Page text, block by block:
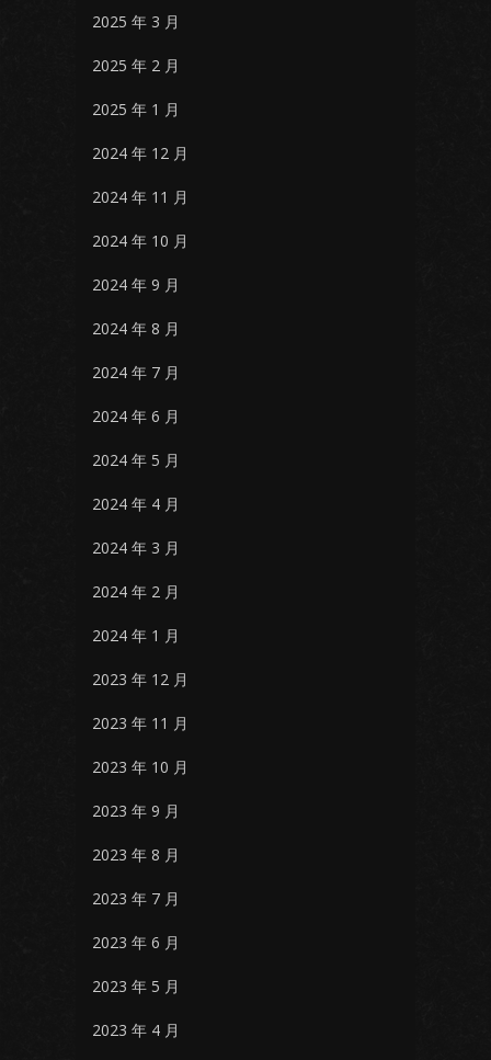
2025 年 3 月
2025 年 2 月
2025 年 1 月
2024 年 12 月
2024 年 11 月
2024 年 10 月
2024 年 9 月
2024 年 8 月
2024 年 7 月
2024 年 6 月
2024 年 5 月
2024 年 4 月
2024 年 3 月
2024 年 2 月
2024 年 1 月
2023 年 12 月
2023 年 11 月
2023 年 10 月
2023 年 9 月
2023 年 8 月
2023 年 7 月
2023 年 6 月
2023 年 5 月
2023 年 4 月